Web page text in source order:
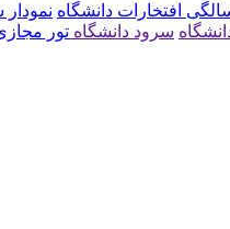
افتخارات دانشگاه
سرود دانشگاه تور